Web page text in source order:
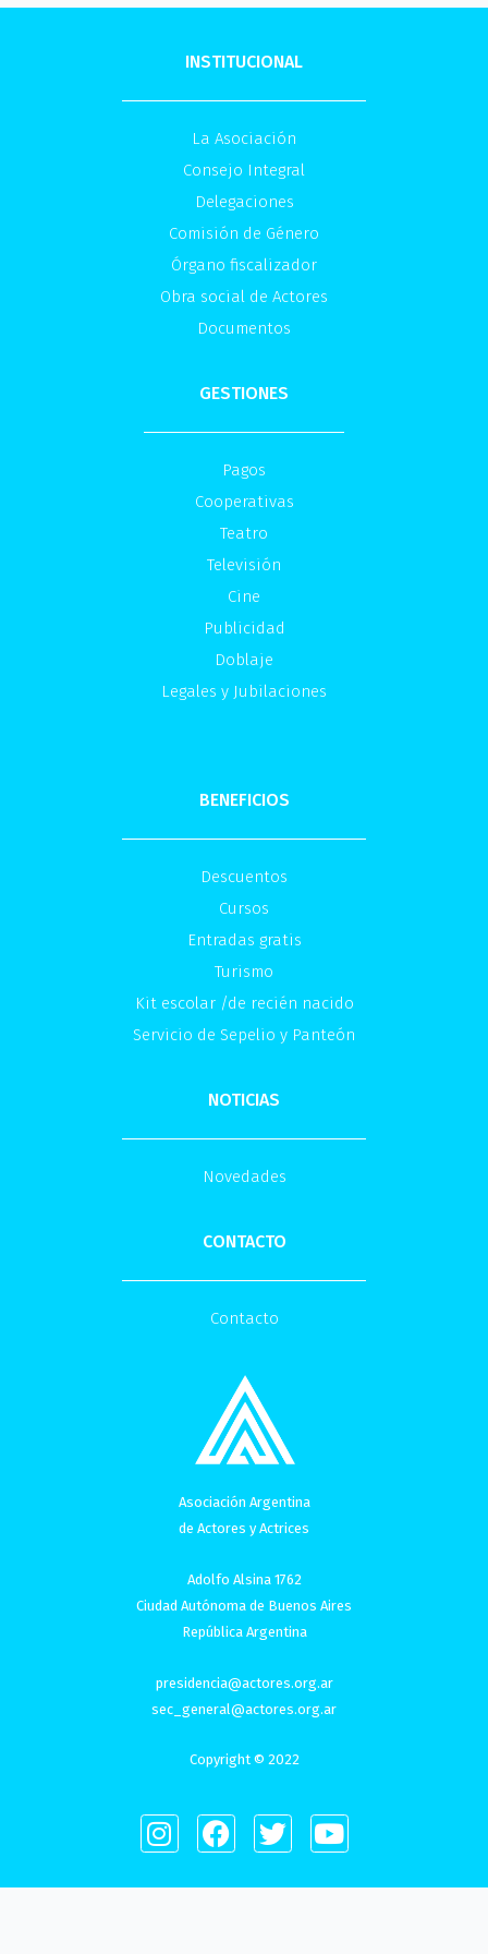
INSTITUCIONAL
La Asociación
Consejo Integral
Delegaciones
Comisión de Género
Órgano fiscalizador
Obra social de Actores
Documentos
GESTIONES
Pagos
Cooperativas
Teatro
Televisión
Cine
Publicidad
Doblaje
Legales y Jubilaciones
BENEFICIOS
Descuentos
Cursos
Entradas gratis
Turismo
Kit escolar /de recién nacido
Servicio de Sepelio y Panteón
NOTICIAS
Novedades
CONTACTO
Contacto
Asociación Argentina
de Actores y Actrices
Adolfo Alsina 1762
Ciudad Autónoma de Buenos Aires
República Argentina
presidencia@actores.org.ar
sec_general@actores.org.ar
Copyright © 2022
I
n
t
F
a
e
T
w
t
Y
o
t